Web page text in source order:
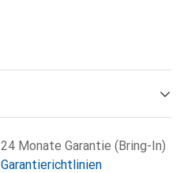
24 Monate Garantie (Bring-In)
Garantierichtlinien